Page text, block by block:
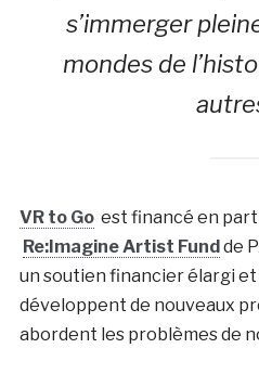
s’immerger
mondes de
VR to Goest financé en
Re:Imagine Artist Fundde
un soutien financier élargi
développent de nouveaux
abordent les problèmes de